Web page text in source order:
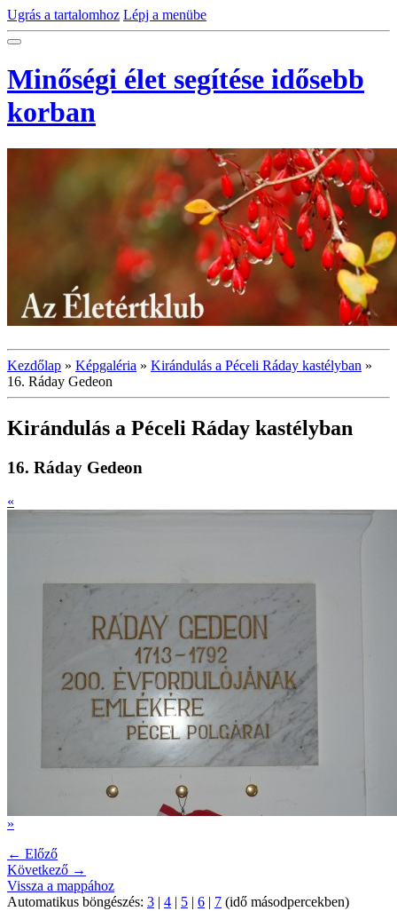
Ugrás a tartalomhoz Lépj a menübe
Minőségi élet segítése idősebb
korban
Kezdőlap » Képgaléria » Kirándulás a Péceli Ráday kastélyban »
16. Ráday Gedeon
Kirándulás a Péceli Ráday kastélyban
16. Ráday Gedeon
«
»
← Előző
Következő →
Vissza a mappához
Automatikus böngészés: 3 | 4 | 5 | 6 | 7 (idő másodpercekben)